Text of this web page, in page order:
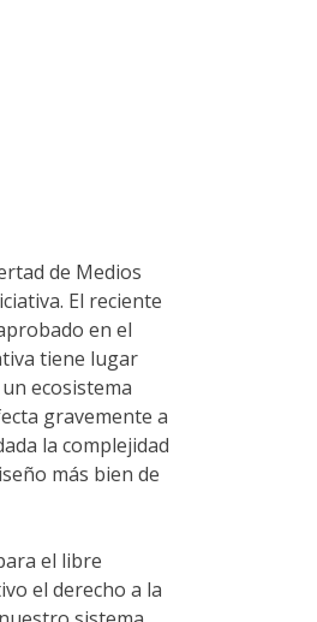
de Medios
El reciente
en el
tiene lugar
ecosistema
gravemente a
la complejidad
más bien de
el libre
el derecho a la